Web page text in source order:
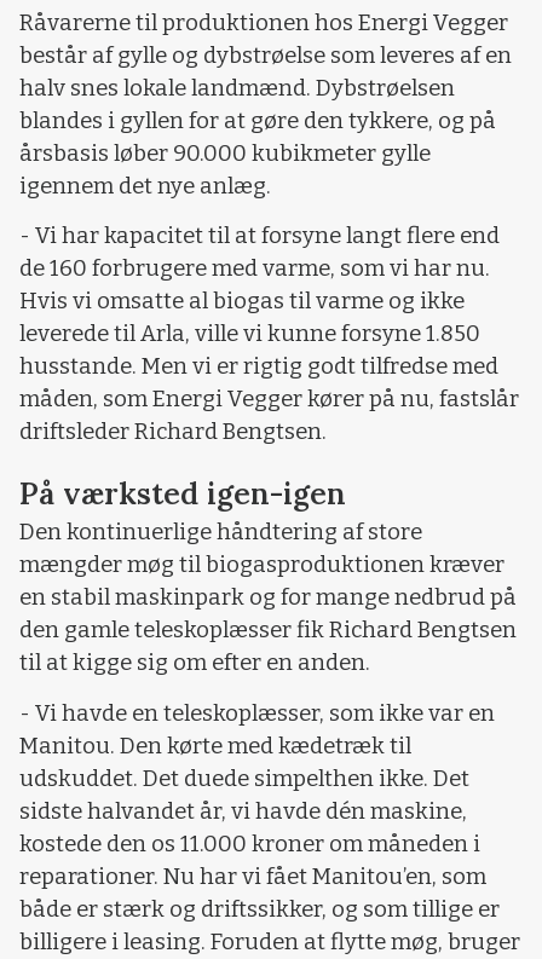
Råvarerne til produktionen hos Energi Vegger
består af gylle og dybstrøelse som leveres af en
halv snes lokale landmænd. Dybstrøelsen
blandes i gyllen for at gøre den tykkere, og på
årsbasis løber 90.000 kubikmeter gylle
igennem det nye anlæg.
- Vi har kapacitet til at forsyne langt flere end
de 160 forbrugere med varme, som vi har nu.
Hvis vi omsatte al biogas til varme og ikke
leverede til Arla, ville vi kunne forsyne 1.850
husstande. Men vi er rigtig godt tilfredse med
måden, som Energi Vegger kører på nu, fastslår
driftsleder Richard Bengtsen.
På værksted igen-igen
Den kontinuerlige håndtering af store
mængder møg til biogasproduktionen kræver
en stabil maskinpark og for mange nedbrud på
den gamle teleskoplæsser fik Richard Bengtsen
til at kigge sig om efter en anden.
- Vi havde en teleskoplæsser, som ikke var en
Manitou. Den kørte med kædetræk til
udskuddet. Det duede simpelthen ikke. Det
sidste halvandet år, vi havde dén maskine,
kostede den os 11.000 kroner om måneden i
reparationer. Nu har vi fået Manitou’en, som
både er stærk og driftssikker, og som tillige er
billigere i leasing. Foruden at flytte møg, bruger